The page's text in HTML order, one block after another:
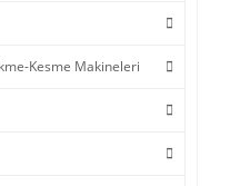
Kesme Makineleri